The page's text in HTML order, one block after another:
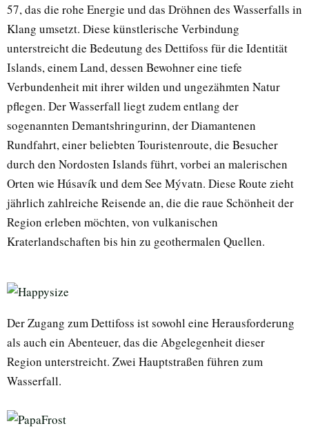
57, das die rohe Energie und das Dröhnen des Wasserfalls in
Klang umsetzt. Diese künstlerische Verbindung
unterstreicht die Bedeutung des Dettifoss für die Identität
Islands, einem Land, dessen Bewohner eine tiefe
Verbundenheit mit ihrer wilden und ungezähmten Natur
pflegen. Der Wasserfall liegt zudem entlang der
sogenannten Demantshringurinn, der Diamantenen
Rundfahrt, einer beliebten Touristenroute, die Besucher
durch den Nordosten Islands führt, vorbei an malerischen
Orten wie Húsavík und dem See Mývatn. Diese Route zieht
jährlich zahlreiche Reisende an, die die raue Schönheit der
Region erleben möchten, von vulkanischen
Kraterlandschaften bis hin zu geothermalen Quellen.
Der Zugang zum Dettifoss ist sowohl eine Herausforderung
als auch ein Abenteuer, das die Abgelegenheit dieser
Region unterstreicht. Zwei Hauptstraßen führen zum
Wasserfall.